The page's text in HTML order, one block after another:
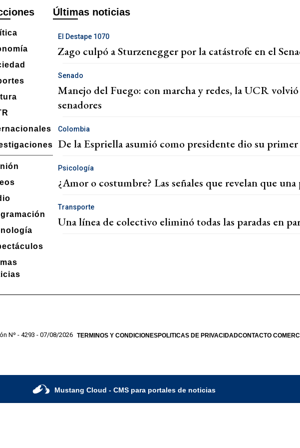
Últimas noticias
El Destape 1070
Zago culpó a Sturzenegger por la catástrofe en el
Senado
Manejo del Fuego: con marcha y redes, la UCR volvió
senadores
Colombia
De la Espriella asumió como presidente dio su
Psicología
¿Amor o costumbre? Las señales que revelan que
Transporte
Una línea de colectivo eliminó todas las paradas en
Nº - 4293 - 07/08/2026 TERMINOS Y CONDICIONESPOLITICAS DE PRIVACIDADCONTACTO
Mustang Cloud - CMS para portales de noticias